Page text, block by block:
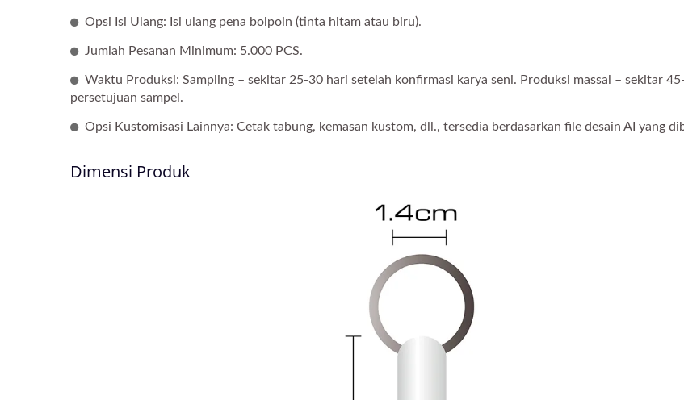
Opsi Isi Ulang: Isi ulang pena bolpoin (tinta hitam atau biru).
Jumlah Pesanan Minimum: 5.000 PCS.
Waktu Produksi: Sampling – sekitar 25-30 hari setelah konfirmasi karya seni. Produksi massal – sekitar
persetujuan sampel.
Opsi Kustomisasi Lainnya: Cetak tabung, kemasan kustom, dll., tersedia berdasarkan file desain AI yang
Dimensi Produk